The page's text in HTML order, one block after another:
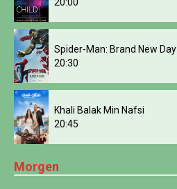
Spider-Man: Brand New Day
20:30
Khali Balak Min Nafsi
20:45
Morgen